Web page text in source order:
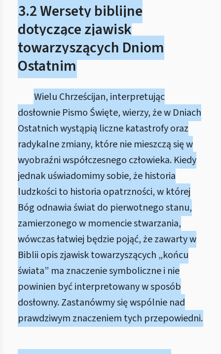
3.2 Wersety biblijne
dotyczące zjawisk
towarzyszących Dniom
Ostatnim
Wielu Chrześcijan, interpretując
dosłownie Pismo Święte, wierzy, że w Dniach
Ostatnich wystąpią liczne katastrofy oraz
radykalne zmiany, które nie mieszczą się w
wyobraźni współczesnego człowieka. Kiedy
jednak uświadomimy sobie, że historia
ludzkości to historia opatrzności, w której
Bóg odnawia świat do pierwotnego stanu,
zamierzonego w momencie stwarzania,
wówczas łatwiej będzie pojąć, że zawarty w
Biblii opis zjawisk towarzyszących „końcu
świata” ma znaczenie symboliczne i nie
powinien być interpretowany w sposób
dosłowny. Zastanówmy się wspólnie nad
prawdziwym znaczeniem tych przepowiedni.